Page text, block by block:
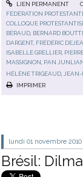
LIEN PERMANENT
FÉDÉRATION
COLLOQUE
BÉRAUD BERNARD
DARGENT, FRÉDÉRIC
ISABELLE GRELLIER
MASSIGNON PAN
HÉLÈNE TRIGEAUD
JEAN-
IMPRIMER
lundi 01 novembre 2010
Brésil: